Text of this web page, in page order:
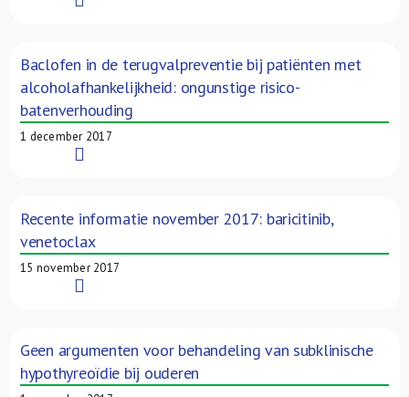
Baclofen in de terugvalpreventie bij patiënten met
alcoholafhankelijkheid: ongunstige risico-
batenverhouding
1 december 2017
Recente informatie november 2017: baricitinib,
venetoclax
15 november 2017
Geen argumenten voor behandeling van subklinische
hypothyreoïdie bij ouderen